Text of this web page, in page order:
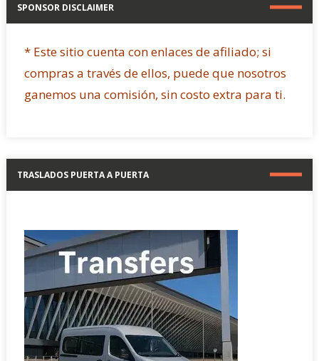
SPONSOR DISCLAIMER
* Este sitio cuenta con enlaces de afiliado; si
compras a través de ellos, puede que nosotros
ganemos una comisión, sin costo extra para ti.
TRASLADOS PUERTA A PUERTA